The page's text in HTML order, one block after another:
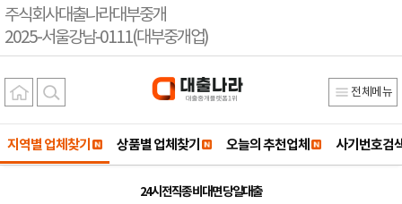
주식회사대출나라대부중개
2025-서울강남-0111(대부중개업)
전체메뉴
지역별 업체찾기 상품별 업체찾기 오늘의 추천업체 사기번호검
24시 전직종 비대면 당일대출